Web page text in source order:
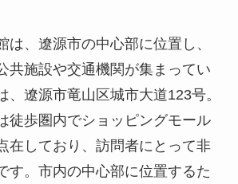
す。市内の中心部に位置するた
けでなく観光客にとってもアク
ットです。
景